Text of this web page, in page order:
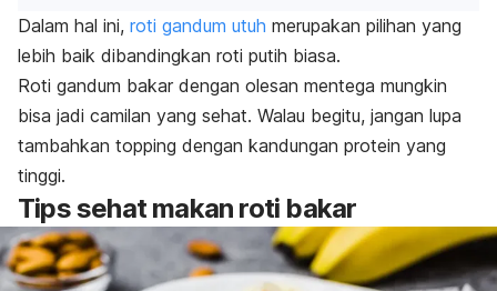
Dalam hal ini, roti gandum utuh merupakan pilihan yang
lebih baik dibandingkan roti putih biasa.
Roti gandum bakar dengan olesan mentega mungkin
bisa jadi camilan yang sehat. Walau begitu, jangan lupa
tambahkan topping dengan kandungan protein yang
tinggi.
Tips sehat makan roti bakar